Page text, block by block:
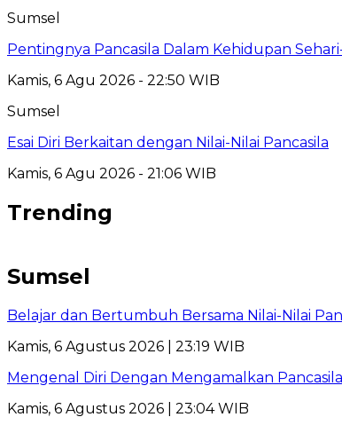
Sumsel
Pentingnya Pancasila Dalam Kehidupan
Kamis, 6 Agu 2026 - 22:50 WIB
Sumsel
Esai Diri Berkaitan dengan Nilai-Nilai Pancasila
Kamis, 6 Agu 2026 - 21:06 WIB
Trending
Sumsel
Belajar dan Bertumbuh Bersama Nilai-Nilai
Kamis, 6 Agustus 2026 | 23:19 WIB
Mengenal Diri Dengan Mengamalkan
Kamis, 6 Agustus 2026 | 23:04 WIB